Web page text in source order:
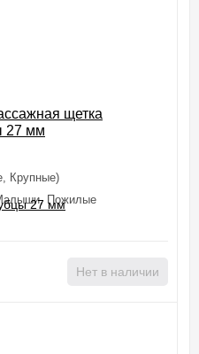
щетка
27 мм
Крупные)
Пожилые
Нет в наличии